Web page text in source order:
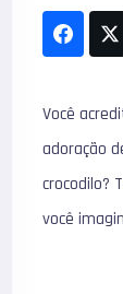
Você
adoração
crocodilo?
você